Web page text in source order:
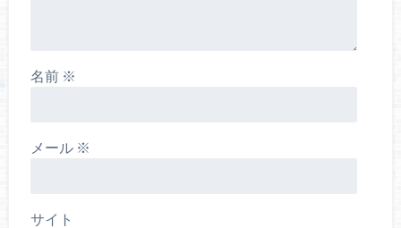
名前 ※
メール ※
サイト